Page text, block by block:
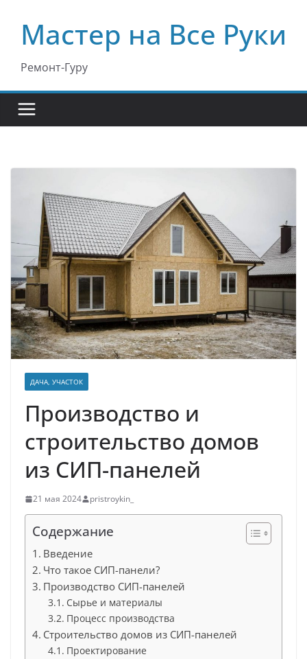
содержимому
Мастер на Все Руки
Ремонт-Гуру
ДАЧА, УЧАСТОК
Производство и
строительство домов
из СИП-панелей
21 мая 2024 pristroykin_
Содержание
Введение
Что такое СИП-панели?
Производство СИП-панелей
Сырье и материалы
Процесс производства
Строительство домов из СИП-панелей
Проектирование